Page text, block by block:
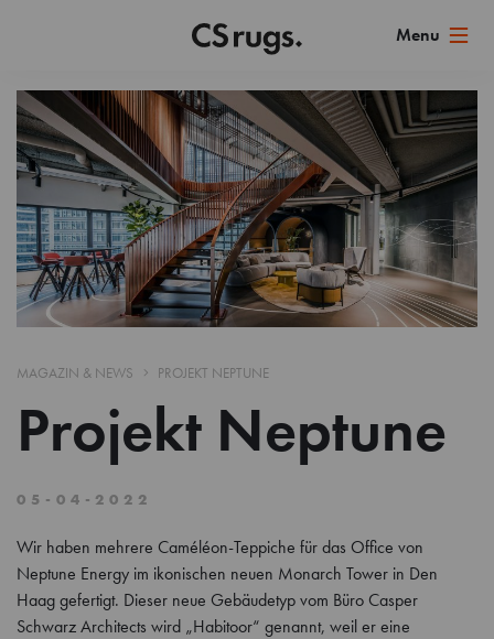
MAGAZIN & NEWS PROJEKT NEPTUNE
Projekt Neptune
05-04-2022
Wir haben mehrere Caméléon-Teppiche für das Office von
Neptune Energy im ikonischen neuen Monarch Tower in Den
Haag gefertigt. Dieser neue Gebäudetyp vom Büro Casper
Schwarz Architects wird „Habitoor“ genannt, weil er eine